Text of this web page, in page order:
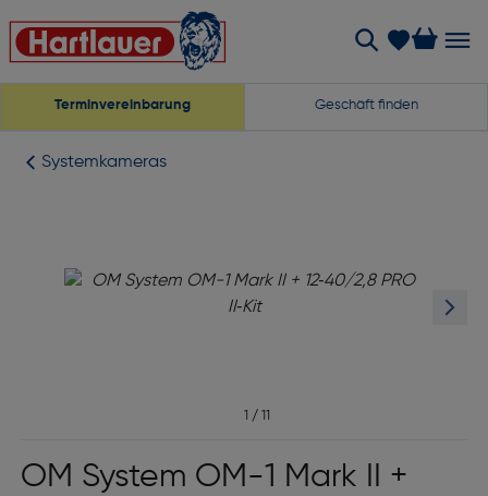
Terminvereinbarung Geschäft finden
Systemkameras
1 / 11
OM System OM-1 Mark II +